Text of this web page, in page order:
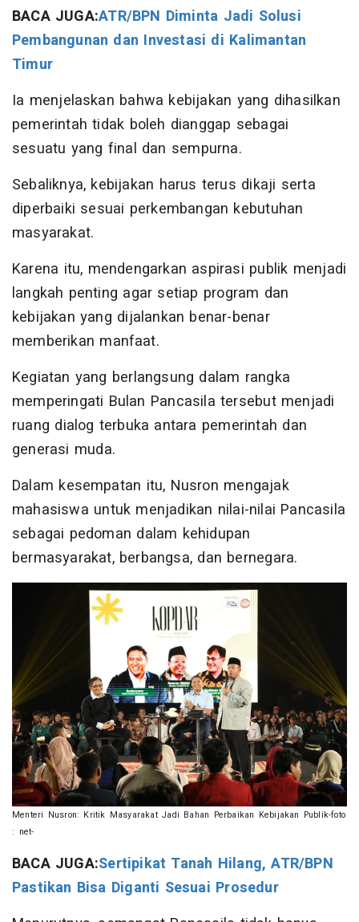
BACA JUGA:ATR/BPN Diminta Jadi Solusi
Pembangunan dan Investasi di Kalimantan
Timur
Ia menjelaskan bahwa kebijakan yang dihasilkan
pemerintah tidak boleh dianggap sebagai
sesuatu yang final dan sempurna.
Sebaliknya, kebijakan harus terus dikaji serta
diperbaiki sesuai perkembangan kebutuhan
masyarakat.
Karena itu, mendengarkan aspirasi publik menjadi
langkah penting agar setiap program dan
kebijakan yang dijalankan benar-benar
memberikan manfaat.
Kegiatan yang berlangsung dalam rangka
memperingati Bulan Pancasila tersebut menjadi
ruang dialog terbuka antara pemerintah dan
generasi muda.
Dalam kesempatan itu, Nusron mengajak
mahasiswa untuk menjadikan nilai-nilai Pancasila
sebagai pedoman dalam kehidupan
bermasyarakat, berbangsa, dan bernegara.
Menteri Nusron: Kritik Masyarakat Jadi Bahan Perbaikan Kebijakan Publik-foto
: net-
BACA JUGA:Sertipikat Tanah Hilang, ATR/BPN
Pastikan Bisa Diganti Sesuai Prosedur